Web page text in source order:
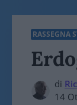
RASSEGNA
di
14